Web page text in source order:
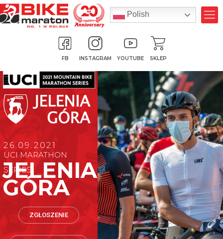
FB INSTAGRAM YOUTUBE SKLEP
Polish
ZGŁOSZENIE
JELENIA
GÓRA
UCI MARATHON
SERIES
26.09.2021